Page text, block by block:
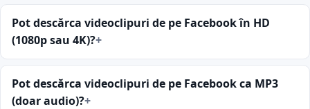
Pot descărca videoclipuri de pe Facebook în HD
(1080p sau 4K)?
Pot descărca videoclipuri de pe Facebook ca MP3
(doar audio)?